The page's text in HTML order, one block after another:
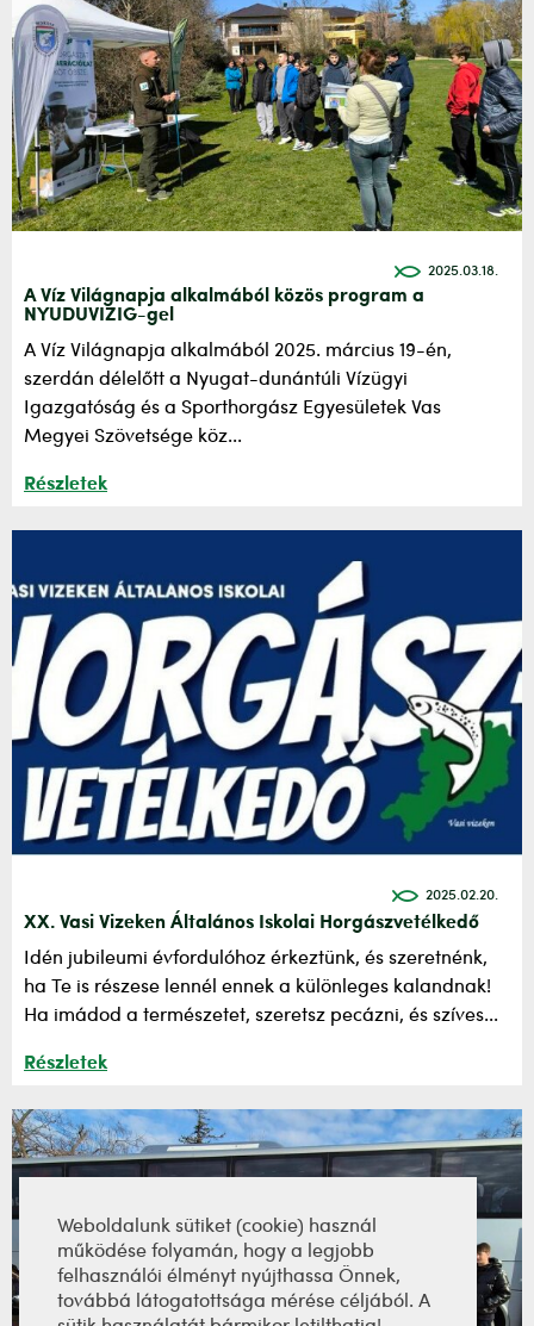
Weboldalunk sütiket (cookie) használ
működése folyamán, hogy a legjobb
felhasználói élményt nyújthassa Önnek,
továbbá látogatottsága mérése céljából. A
2025.03.18.
A Víz Világnapja alkalmából közös program a
NYUDUVIZIG-gel
A Víz Világnapja alkalmából 2025. március 19-én,
szerdán délelőtt a Nyugat-dunántúli Vízügyi
Igazgatóság és a Sporthorgász Egyesületek Vas
Megyei Szövetsége köz...
Részletek
2025.02.20.
XX. Vasi Vizeken Általános Iskolai Horgászvetélkedő
Idén jubileumi évfordulóhoz érkeztünk, és szeretnénk,
ha Te is részese lennél ennek a különleges kalandnak!
Ha imádod a természetet, szeretsz pecázni, és szíves...
Részletek